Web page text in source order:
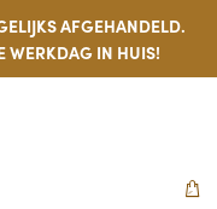
AFGEHANDELD.
WERKDAG IN HUIS!